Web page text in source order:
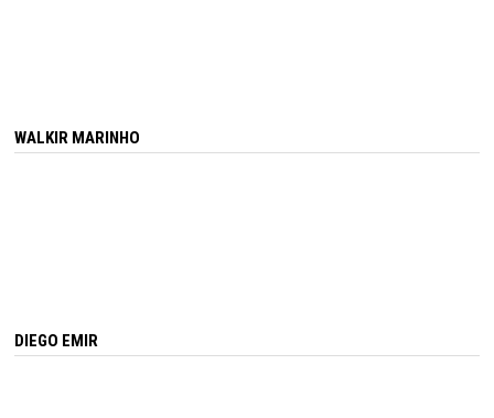
WALKIR MARINHO
DIEGO EMIR